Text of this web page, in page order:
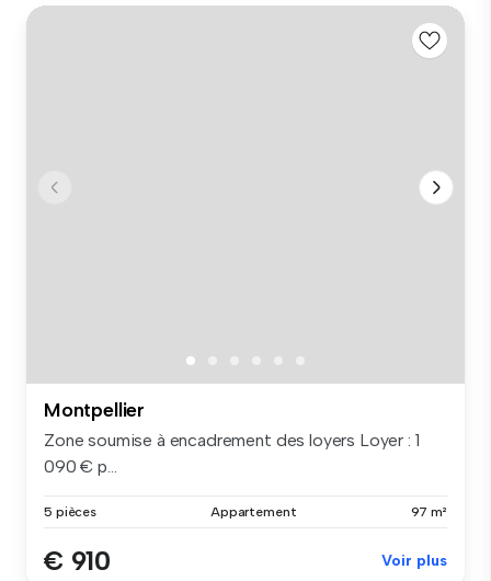
Montpellier
Zone soumise à encadrement des loyers Loyer : 1
090 € p...
5 pièces Appartement 97 m²
€ 910 Voir plus